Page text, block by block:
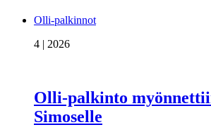
Olli-palkinnot
4 | 2026
Olli-palkinto
Simoselle